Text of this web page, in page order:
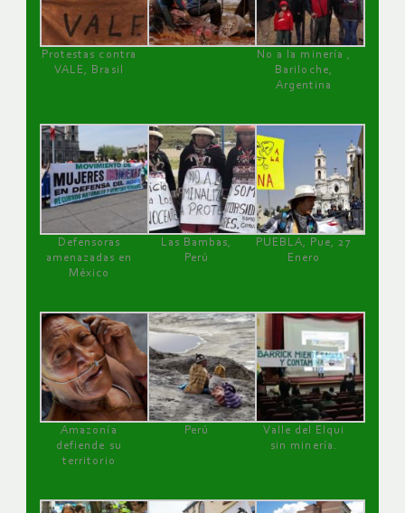
Protestas contra
VALE, Brasil
No a la minería ,
Bariloche,
Argentina
Defensoras
amenazadas en
México
Las Bambas,
Perú
PUEBLA, Pue, 27
Enero
Amazonía
defiende su
territorio
Perú
Valle del Elqui
sin minería.